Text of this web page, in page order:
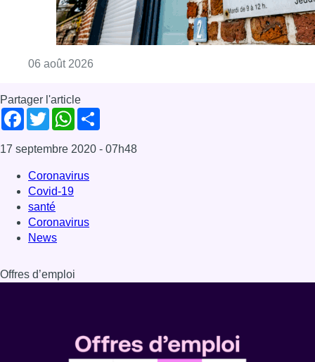
06 août 2026
Partager l'article
Facebook
TwitterWhatsApp
17 septembre 2020 - 07h48
Coronavirus
Covid-19
santé
Coronavirus
News
Offres d’emploi